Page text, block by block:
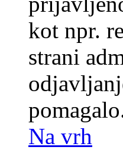
kot npr.
strani
Na vrh